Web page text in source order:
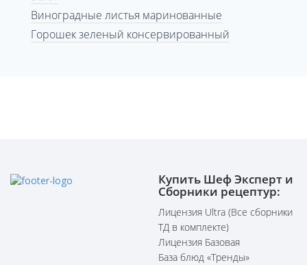
Виноградные листья маринованные
Горошек зеленый консервированный
Купить Шеф Эксперт и
Сборники рецептур:
Лицензия Ultra (Все сборники
ТД в комплекте)
Лицензия Базовая
База блюд «Тренды»